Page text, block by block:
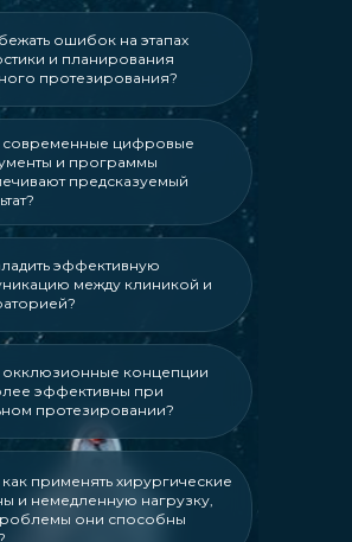
ошибок на этапах
и планирования
протезирования?
современные цифровые
и программы
предсказуемый
эффективную
между клиникой и
окклюзионные концепции
эффективны при
протезировании?
как применять хирургические
и немедленную нагрузку,
они способны